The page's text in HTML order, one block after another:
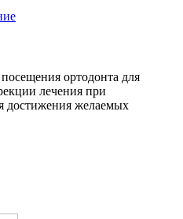
ортодонта для
лечения при
достижения желаемых